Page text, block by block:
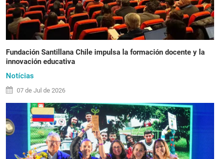
Fundación Santillana Chile impulsa la formación docente y la
innovación educativa
Notícias
07 de Jul de 2026